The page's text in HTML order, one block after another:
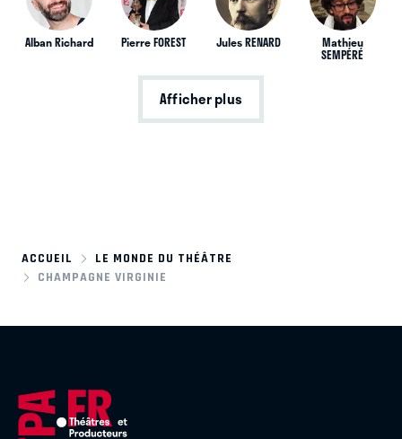
Alban Richard Pierre FOREST Jules RENARD Mathieu
SEMPÉRÉ
Afficher plus
ACCUEIL
LE MONDE DU THÉÂTRE
CHAMPAGNE VIRGINIE